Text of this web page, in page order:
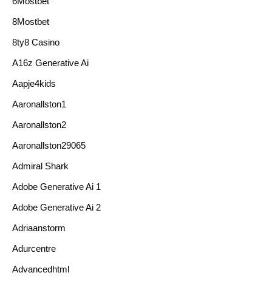
8Mostbet
8ty8 Casino
A16z Generative Ai
Aapje4kids
Aaronallston1
Aaronallston2
Aaronallston29065
Admiral Shark
Adobe Generative Ai 1
Adobe Generative Ai 2
Adriaanstorm
Adurcentre
Advancedhtml